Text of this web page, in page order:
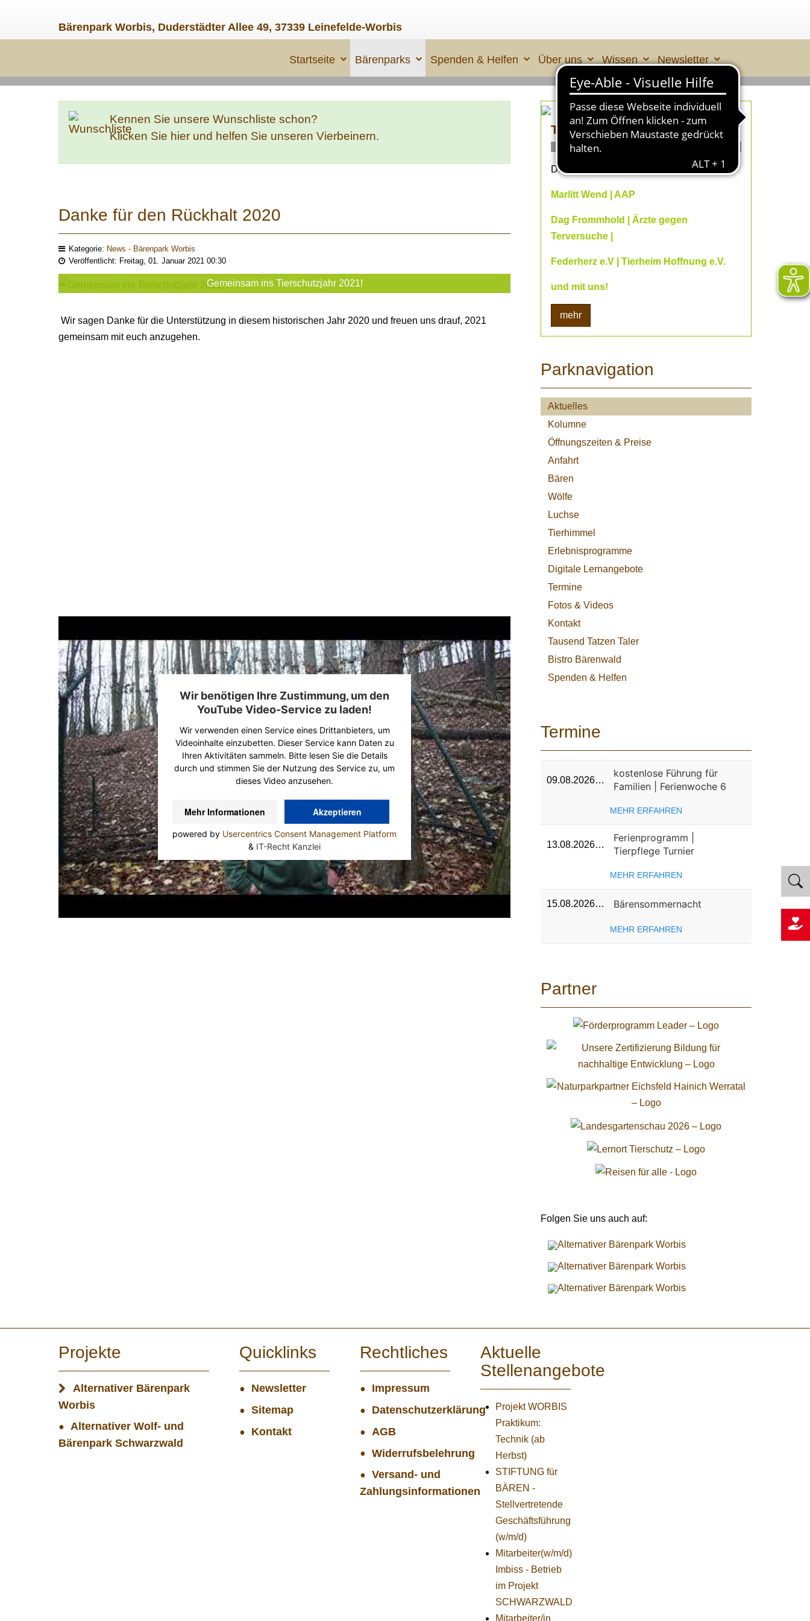
Bärenpark Worbis, Duderstädter Allee 49, 37339 Leinefelde-Worbis
Startseite Bärenparks Spenden & Helfen Über uns Wissen Newsletter
Kennen Sie unsere Wunschliste schon?
Klicken Sie hier und helfen Sie unseren Vierbeinern.
Danke für den Rückhalt 2020
Kategorie: News - Bärenpark Worbis
Veröffentlicht: Freitag, 01. Januar 2021 00:30
Gemeinsam ins Tierschutzjahr 2021!
Wir sagen Danke für die Unterstützung in diesem historischen Jahr 2020 und freuen uns drauf, 2021
gemeinsam mit euch anzugehen.
Wir benötigen Ihre Zustimmung, um den
YouTube Video-Service zu laden!
Wir verwenden einen Service eines Drittanbieters, um
Videoinhalte einzubetten. Dieser Service kann Daten zu
Ihren Aktivitäten sammeln. Bitte lesen Sie die Details
durch und stimmen Sie der Nutzung des Service zu, um
dieses Video anzusehen.
Mehr Informationen Akzeptieren
powered by Usercentrics Consent Management Platform
& IT-Recht Kanzlei
TIERLEID made in ÜBERALL 2
ONLINE- Fachvorträge
Dein Online-Herbst 2026 mit
Marlitt Wend | AAP
Dag Frommhold | Ärzte gegen
Terversuche |
Federherz e.V | Tierheim Hoffnung e.V.
und mit uns!
mehr
Parknavigation
Aktuelles
Kolumne
Öffnungszeiten & Preise
Anfahrt
Bären
Wölfe
Luchse
Tierhimmel
Erlebnisprogramme
Digitale Lernangebote
Termine
Fotos & Videos
Kontakt
Tausend Tatzen Taler
Bistro Bärenwald
Spenden & Helfen
Termine
09.08.2026…
kostenlose Führung für
Familien | Ferienwoche 6
MEHR ERFAHREN
13.08.2026…
Ferienprogramm |
Tierpflege Turnier
MEHR ERFAHREN
15.08.2026… Bärensommernacht
MEHR ERFAHREN
Partner
Folgen Sie uns auch auf:
Projekte
Alternativer Bärenpark
Worbis
Alternativer Wolf- und
Bärenpark Schwarzwald
Quicklinks
Newsletter
Sitemap
Kontakt
Rechtliches
Impressum
Datenschutzerklärung
AGB
Widerrufsbelehrung
Versand- und
Zahlungsinformationen
Aktuelle
Stellenangebote
Projekt WORBIS
Praktikum:
Technik (ab
Herbst)
STIFTUNG für
BÄREN -
Stellvertretende
Geschäftsführung
(w/m/d)
Mitarbeiter(w/m/d)
Imbiss - Betrieb
im Projekt
SCHWARZWALD
Mitarbeiter/in